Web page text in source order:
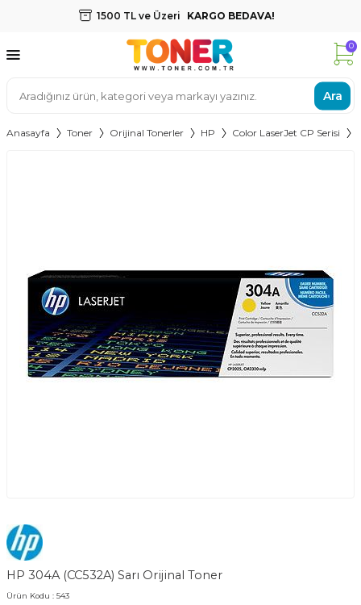
1500 TL ve Üzeri KARGO BEDAVA!
Ara
0
Anasayfa Toner Orijinal Tonerler HP Color LaserJet CP Serisi
HP 304A (CC532A) Sarı Orijinal Toner
Ürün Kodu : 543